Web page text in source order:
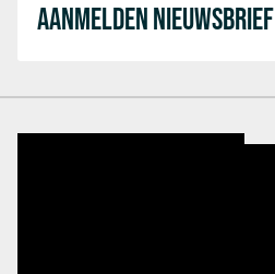
AANMELDEN NIEUWSBRIEF